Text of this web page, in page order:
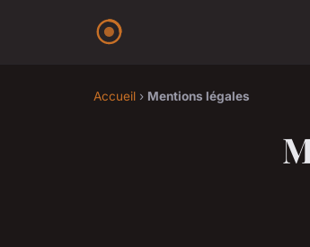
Accueil › Mentions légales